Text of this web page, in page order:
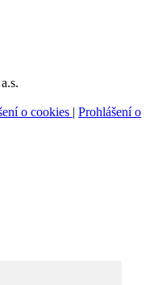
o cookies | Prohlášení o